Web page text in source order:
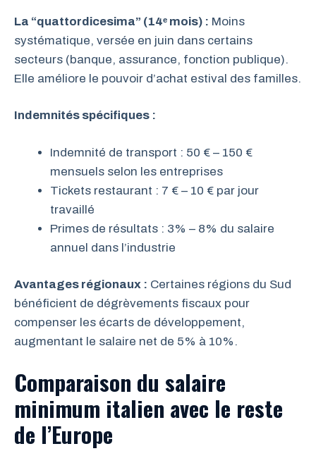
La “quattordicesima” (14ᵉ mois) : Moins
systématique, versée en juin dans certains
secteurs (banque, assurance, fonction publique).
Elle améliore le pouvoir d’achat estival des familles.
Indemnités spécifiques :
Indemnité de transport : 50 € – 150 €
mensuels selon les entreprises
Tickets restaurant : 7 € – 10 € par jour
travaillé
Primes de résultats : 3% – 8% du salaire
annuel dans l’industrie
Avantages régionaux : Certaines régions du Sud
bénéficient de dégrèvements fiscaux pour
compenser les écarts de développement,
augmentant le salaire net de 5% à 10%.
Comparaison du salaire
minimum italien avec le reste
de l’Europe